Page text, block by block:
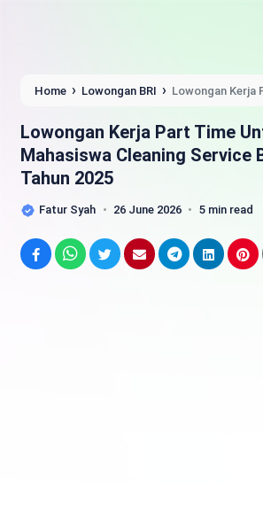
Home › Lowongan BRI › Lowongan Kerja
Lowongan Kerja Part Time
Mahasiswa Cleaning Service
Tahun 2025
Fatur Syah 26 June 2026 5 min read